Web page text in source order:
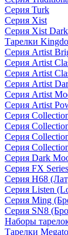
Серия Turk
Серия Xist
Серия Xist Dark
Тарелки Kingdo
Серия Artist
Серия Artist
Серия Artist
Серия Artist
Серия Artist
Серия Artist
Серия
Серия
Серия
Серия
Серия Dark
Серия FX
Серия H68
Серия Listen
Серия Ming
Серия SN8
Наборы
Тарелки